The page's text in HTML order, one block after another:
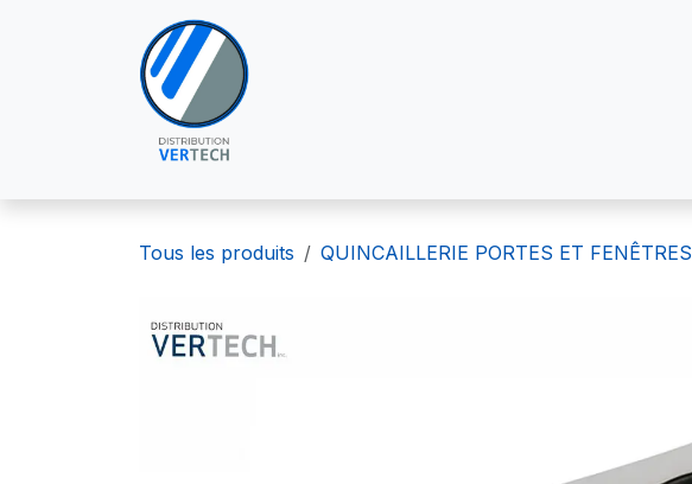
Se rendre au contenu
Tous les produits QUINCAILLERIE PORTES ET FENÊTRES